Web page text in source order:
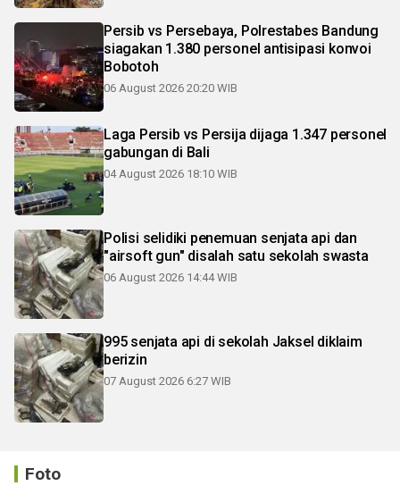
Persib vs Persebaya, Polrestabes Bandung
siagakan 1.380 personel antisipasi konvoi
Bobotoh
06 August 2026 20:20 WIB
Laga Persib vs Persija dijaga 1.347 personel
gabungan di Bali
04 August 2026 18:10 WIB
Polisi selidiki penemuan senjata api dan
"airsoft gun" disalah satu sekolah swasta
06 August 2026 14:44 WIB
995 senjata api di sekolah Jaksel diklaim
berizin
07 August 2026 6:27 WIB
Foto